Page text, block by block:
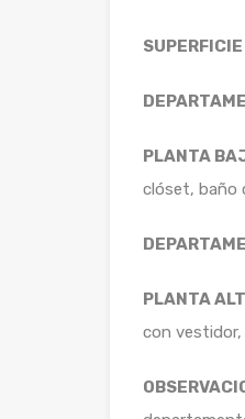
PLANTA
clóset, baño
PLANTA
con